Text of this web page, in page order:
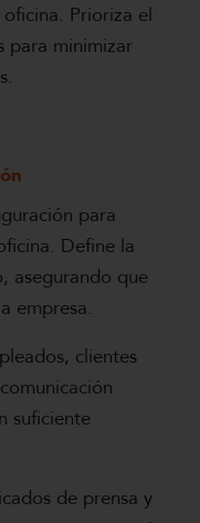
Prioriza el
para minimizar
para
Define la
asegurando que
empresa.
clientes
suficiente
de prensa y